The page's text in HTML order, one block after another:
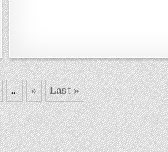
... » Last »